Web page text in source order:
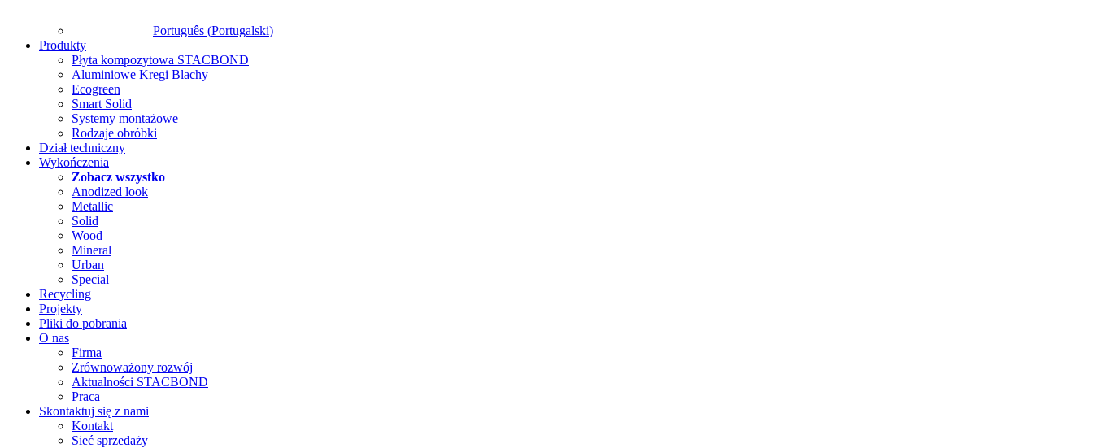
Português (Portugalski)
Produkty
Płyta kompozytowa STACBOND
Aluminiowe Kregi Blachy
Ecogreen
Smart Solid
Systemy montażowe
Rodzaje obróbki
Dział techniczny
Wykończenia
Zobacz wszystko
Anodized look
Metallic
Solid
Wood
Mineral
Urban
Special
Recycling
Projekty
Pliki do pobrania
O nas
Firma
Zrównoważony rozwój
Aktualności STACBOND
Praca
Skontaktuj się z nami
Kontakt
Sieć sprzedaży